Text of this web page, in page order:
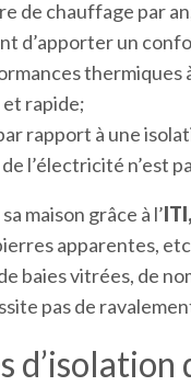
de chauffage par
d’apporter un
thermiques
et rapide;
rapport à une
l’électricité n’est
maison grâce à l’ITI,
apparentes,
baies vitrées, de
pas de